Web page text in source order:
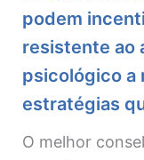
podem
resistente ao
psicológico a
estratégias
O melhor